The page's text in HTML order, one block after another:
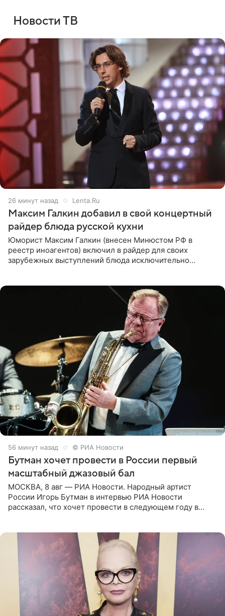
Новости ТВ
26 минут назад Lenta.Ru
Максим Галкин добавил в свой концертный
райдер блюда русской кухни
Юморист Максим Галкин (внесен Минюстом РФ в
реестр иноагентов) включил в райдер для своих
зарубежных выступлений блюда исключительно
56 минут назад © РИА Новости
Бутман хочет провести в России первый
масштабный джазовый бал
МОСКВА, 8 авг — РИА Новости. Народный артист
России Игорь Бутман в интервью РИА Новости
рассказал, что хочет провести в следующем году в